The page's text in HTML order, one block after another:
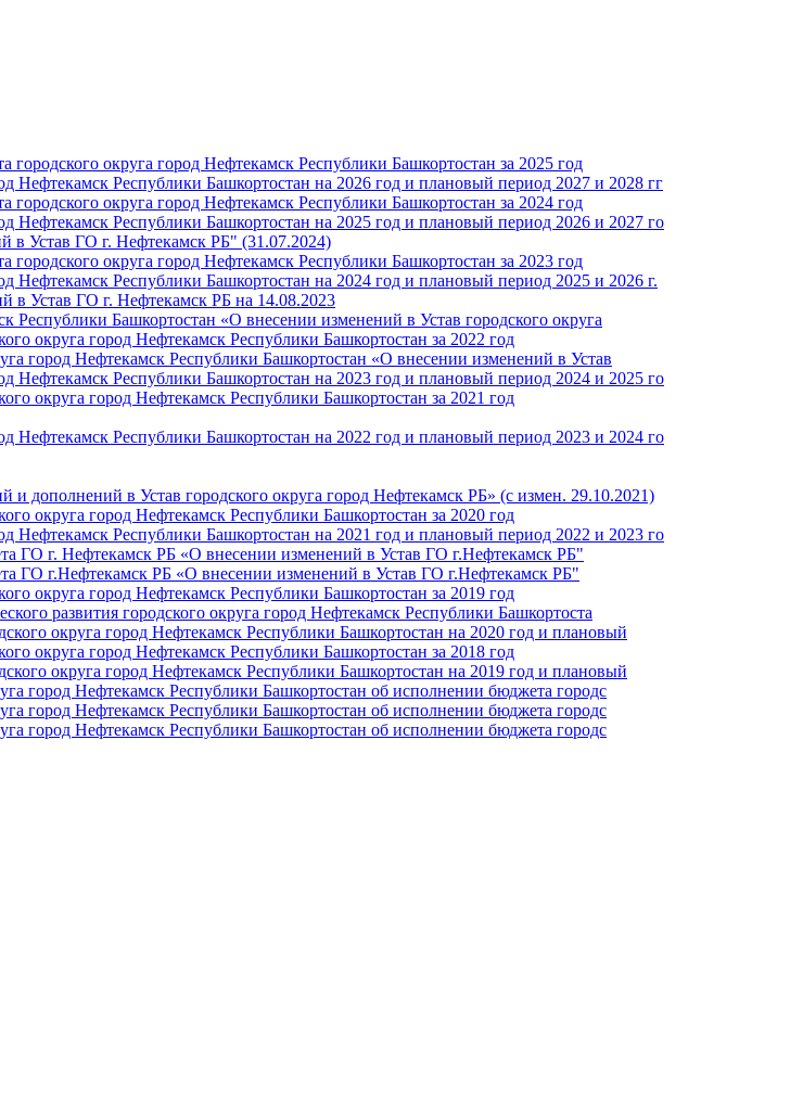
округа город Нефтекамск Республики Башкортостан за 2025 год
Нефтекамск Республики Башкортостан на 2026 год и плановый период 2027 и 2028 гг
округа город Нефтекамск Республики Башкортостан за 2024 год
Нефтекамск Республики Башкортостан на 2025 год и плановый период 2026 и 2027 го
Устав ГО г. Нефтекамск РБ" (31.07.2024)
округа город Нефтекамск Республики Башкортостан за 2023 год
Нефтекамск Республики Башкортостан на 2024 год и плановый период 2025 и 2026 г.
в Устав ГО г. Нефтекамск РБ на 14.08.2023
Башкортостан «О внесении изменений в Устав городского округа
округа город Нефтекамск Республики Башкортостан за 2022 год
город Нефтекамск Республики Башкортостан «О внесении изменений в Устав
Нефтекамск Республики Башкортостан на 2023 год и плановый период 2024 и 2025 го
округа город Нефтекамск Республики Башкортостан за 2021 год
Нефтекамск Республики Башкортостан на 2022 год и плановый период 2023 и 2024 го
дополнений в Устав городского округа город Нефтекамск РБ» (с измен. 29.10.2021)
округа город Нефтекамск Республики Башкортостан за 2020 год
Нефтекамск Республики Башкортостан на 2021 год и плановый период 2022 и 2023 го
ГО г. Нефтекамск РБ «О внесении изменений в Устав ГО г.Нефтекамск РБ"
ГО г.Нефтекамск РБ «О внесении изменений в Устав ГО г.Нефтекамск РБ"
округа город Нефтекамск Республики Башкортостан за 2019 год
развития городского округа город Нефтекамск Республики Башкортоста
округа город Нефтекамск Республики Башкортостан на 2020 год и плановый
округа город Нефтекамск Республики Башкортостан за 2018 год
округа город Нефтекамск Республики Башкортостан на 2019 год и плановый
город Нефтекамск Республики Башкортостан об исполнении бюджета городс
город Нефтекамск Республики Башкортостан об исполнении бюджета городс
город Нефтекамск Республики Башкортостан об исполнении бюджета городс